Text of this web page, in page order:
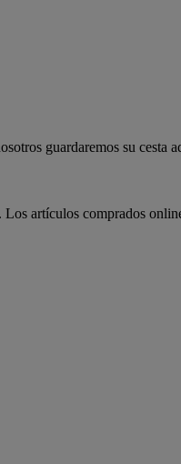
guardaremos su cesta
artículos comprados